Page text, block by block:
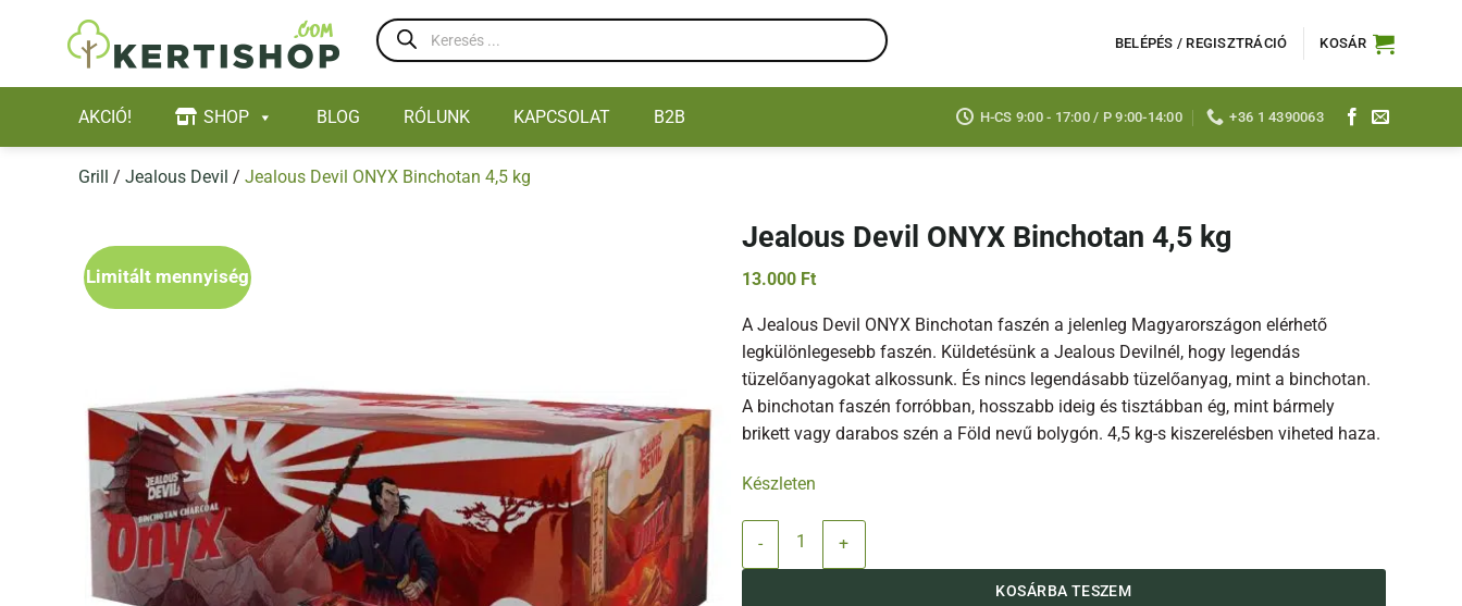
Products
search
BELÉPÉS / REGISZTRÁCIÓ KOSÁR
AKCIÓ! SHOP BLOG RÓLUNK KAPCSOLAT B2B H-CS 9:00 - 17:00 / P 9:00-14:00 +36 1 4390063
Grill / Jealous Devil / Jealous Devil ONYX Binchotan 4,5 kg
Limitált mennyiség
Jealous Devil ONYX Binchotan 4,5 kg
13.000 Ft
A Jealous Devil ONYX Binchotan faszén a jelenleg Magyarországon elérhető
legkülönlegesebb faszén. Küldetésünk a Jealous Devilnél, hogy legendás
tüzelőanyagokat alkossunk. És nincs legendásabb tüzelőanyag, mint a binchotan.
A binchotan faszén forróbban, hosszabb ideig és tisztábban ég, mint bármely
brikett vagy darabos szén a Föld nevű bolygón. 4,5 kg-s kiszerelésben viheted haza.
Készleten
Jealous Devil ONYX Binchotan 4,5 kg mennyiség
KOSÁRBA TESZEM